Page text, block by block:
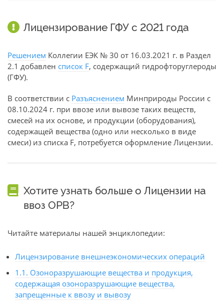
Лицензирование ГФУ с 2021 года
Решением Коллегии ЕЭК № 30 от 16.03.2021 г. в Раздел
2.1 добавлен список F, содержащий гидрофторуглероды
(ГФУ).
В соответствии с Разъяснением Минприроды России с
08.10.2024 г. при ввозе или вывозе таких веществ,
смесей на их основе, и продукции (оборудования),
содержащей вещества (одно или несколько в виде
смеси) из списка F, потребуется оформление Лицензии.
Хотите узнать больше о Лицензии на
ввоз ОРВ?
Читайте материалы нашей энциклопедии:
Лицензирование внешнеэкономических операций
1.1. Озоноразрушающие вещества и продукция,
содержащая озоноразрушающие вещества,
запрещенные к ввозу и вывозу